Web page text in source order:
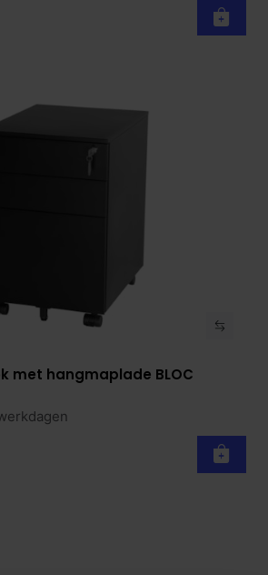
met hangmaplade BLOC